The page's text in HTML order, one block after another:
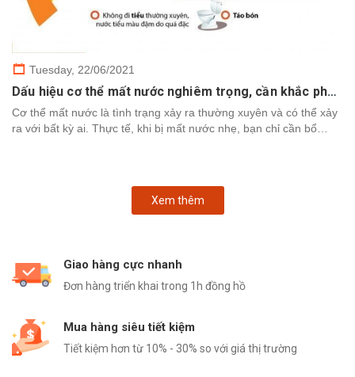
Tuesday, 22/06/2021
Dấu hiệu cơ thể mất nước nghiêm trọng, cần khắc phục nhanh chóng
Cơ thể mất nước là tình trạng xảy ra thường xuyên và có thể xảy
ra với bất kỳ ai. Thực tế, khi bị mất nước nhẹ, bạn chỉ cần bổ
Xem thêm
Giao hàng cực nhanh
Đơn hàng triển khai trong 1h đồng hồ
Mua hàng siêu tiết kiệm
Tiết kiệm hơn từ 10% - 30% so với giá thị trường